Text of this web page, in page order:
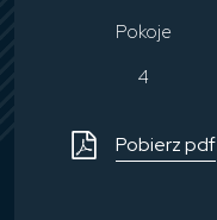
Pokoje
4
Pobierz pdf